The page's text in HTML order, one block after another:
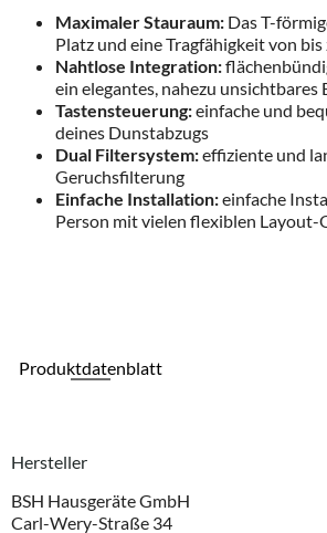
Maximaler Stauraum: Das T-
Platz und eine Tragfähigkeit von bis
Nahtlose Integration:
ein elegantes, nahezu unsichtbares
Tastensteuerung:einfache und
deines Dunstabzugs
Dual Filtersystem:effiziente und
Geruchsfilterung
Einfache Installation:einfache
Person mit vielen flexiblen Layout-
Produktdatenblatt
Hersteller
BSH Hausgeräte GmbH
Carl-Wery-Straße 34